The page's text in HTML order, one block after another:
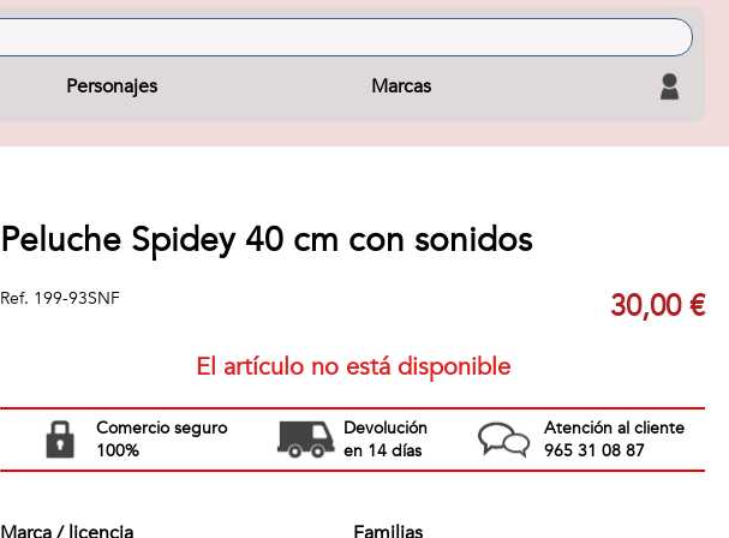
Personajes Marcas
Peluche Spidey 40 cm con sonidos
Ref. 199-93SNF 30,00 €
El artículo no está disponible
Comercio seguro
100%
Devolución
en 14 días
Atención al cliente
965 31 08 87